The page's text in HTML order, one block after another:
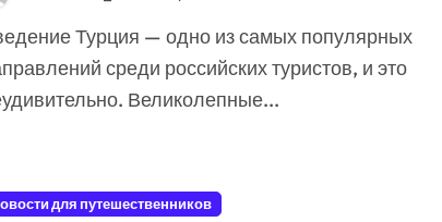
среди российских туристов, и это
Великолепные...
для путешественников